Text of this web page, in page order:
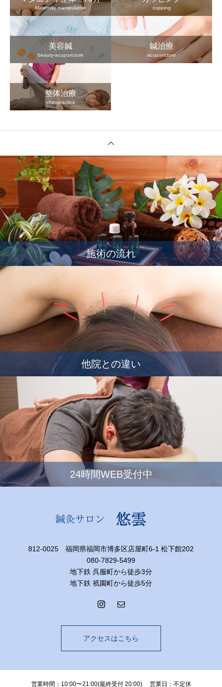
Maternity manipulative cupping
美容鍼
beauty-acupuncture
鍼治療
acupuncture
整体治療
chiropractics
施術の流れ
他院との違い
24時間WEB受付中
812-0025 福岡県福岡市博多区店屋町6-1 松下館202
080-7829-5499
地下鉄 呉服町から徒歩3分
地下鉄 祇園町から徒歩5分
アクセスはこちら
営業時間：10:00〜21:00(最終受付 20:00) 営業日：不定休